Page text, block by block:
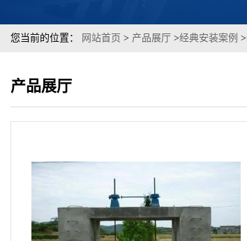
您当前的位置： 网站首页 > 产品展厅 >经典安装案例 >
产品展厅